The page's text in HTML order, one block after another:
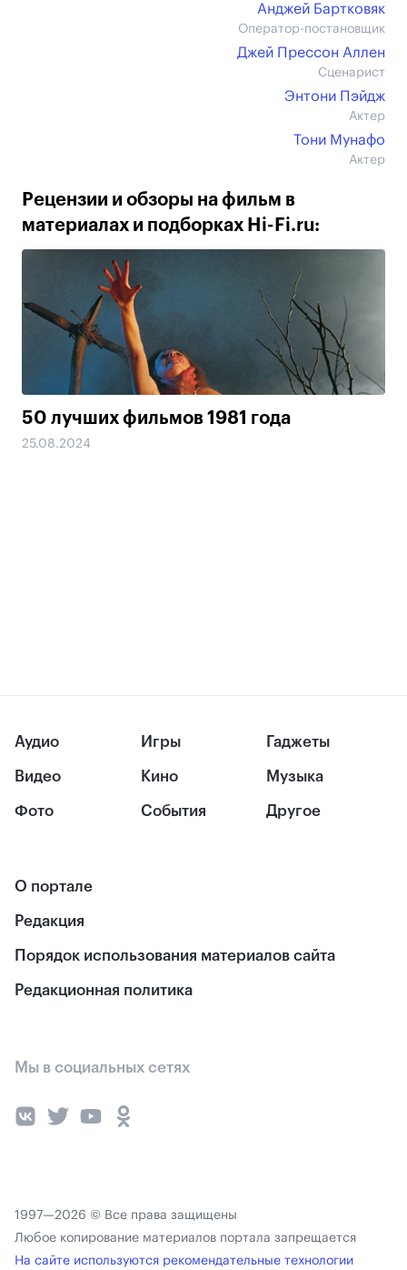
Анджей Бартковяк
Оператор-постановщик
Джей Прессон Аллен
Сценарист
Энтони Пэйдж
Актер
Тони Мунафо
Актер
Рецензии и обзоры на фильм в
материалах и подборках Hi-Fi.ru:
50 лучших фильмов 1981 года
25.08.2024
Аудио
Видео
Фото
Игры
Кино
События
Гаджеты
Музыка
Другое
О портале
Редакция
Порядок использования материалов сайта
Редакционная политика
Мы в социальных сетях
1997—2026 © Все права защищены
Любое копирование материалов портала запрещается
На сайте используются рекомендательные технологии